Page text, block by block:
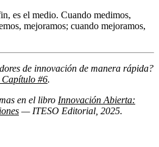
es el medio. Cuando medimos,
mejoramos; cuando mejoramos,
de innovación de manera rápida?
#6.
en el libro Innovación Abierta:
— ITESO Editorial, 2025.